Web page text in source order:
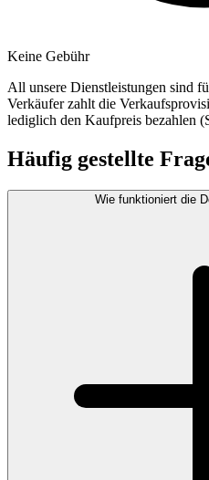
Keine Gebühr
All unsere Dienstleistungen sind
Verkäufer zahlt die
lediglich den Kaufpreis bezahlen
Häufig gestellte
Wie funktioniert die